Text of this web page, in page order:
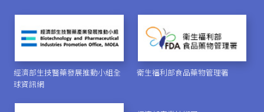
經濟部生技醫藥發展推動小組全
球資訊網
衛生福利部食品藥物管理署